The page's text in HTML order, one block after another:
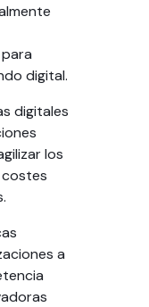
digital.
digitales
los
a